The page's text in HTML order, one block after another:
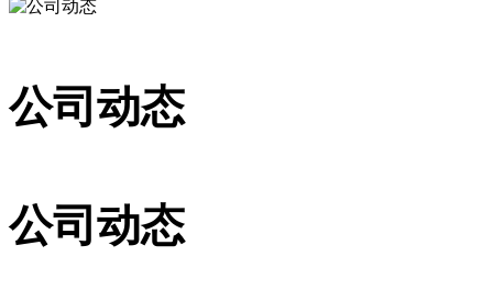
公司动态
公司动态